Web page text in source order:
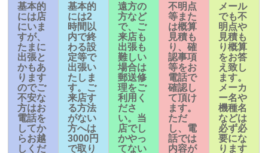
基本的
には店
にいま
すが、
たまに
出張と
かもあ
ります
のでご
不安な
方はお
電話を
してか
らお越
しくだ
基本的
には2
時間以
内で終
わる設
定等で
出張い
たしま
す。ご
来店す
る方法
がない
方へは
3000円
で取り
遠方の
方など
で、ご
来店も
出張も
難しい
場合は
郵送修
理をご
利用く
ださ
い。当
店でし
かやっ
てない
不明点
等また
は概算
見積も
り、確
認事項
等をお
電話で
確認し
て頂け
ます。
ただ
し、電
話では
内容が
メール
でも不
明点や
見積も
り概算
をお答
え致し
ます。
メーカ
ー名や
機種名
などは
必ず必
要にな
ります